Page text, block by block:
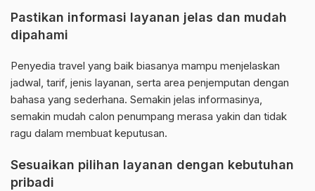
Pastikan informasi layanan jelas dan mudah
dipahami
Penyedia travel yang baik biasanya mampu menjelaskan
jadwal, tarif, jenis layanan, serta area penjemputan dengan
bahasa yang sederhana. Semakin jelas informasinya,
semakin mudah calon penumpang merasa yakin dan tidak
ragu dalam membuat keputusan.
Sesuaikan pilihan layanan dengan kebutuhan
pribadi